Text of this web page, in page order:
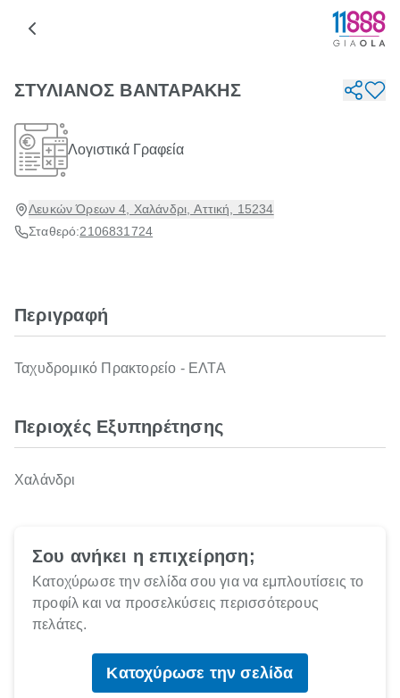
ΣΤΥΛΙΑΝΟΣ ΒΑΝΤΑΡΑΚΗΣ
Λογιστικά Γραφεία
Λευκών Όρεων 4, Χαλάνδρι, Αττική, 15234
Σταθερό:2106831724
Περιγραφή
Ταχυδρομικό Πρακτορείο - ΕΛΤΑ
Περιοχές Εξυπηρέτησης
Χαλάνδρι
Σου ανήκει η επιχείρηση;
Κατοχύρωσε την σελίδα σου για να εμπλουτίσεις το
προφίλ και να προσελκύσεις περισσότερους
πελάτες.
Κατοχύρωσε την σελίδα